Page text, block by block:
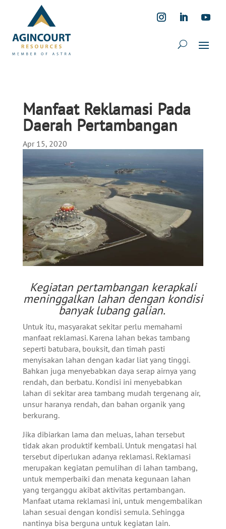
Manfaat Reklamasi Pada
Daerah Pertambangan
Apr 15, 2020
Kegiatan pertambangan kerapkali
meninggalkan lahan dengan kondisi
banyak lubang galian.
Untuk itu, masyarakat sekitar perlu memahami
manfaat reklamasi. Karena lahan bekas tambang
seperti batubara, bouksit, dan timah pasti
menyisakan lahan dengan kadar liat yang tinggi.
Bahkan juga menyebabkan daya serap airnya yang
rendah, dan berbatu. Kondisi ini menyebabkan
lahan di sekitar area tambang mudah tergenang air,
unsur haranya rendah, dan bahan organik yang
berkurang.
Jika dibiarkan lama dan meluas, lahan tersebut
tidak akan produktif kembali. Untuk mengatasi hal
tersebut diperlukan adanya reklamasi. Reklamasi
merupakan kegiatan pemulihan di lahan tambang,
untuk memperbaiki dan menata kegunaan lahan
yang terganggu akibat aktivitas pertambangan.
Manfaat utama reklamasi ini, untuk mengembalikan
lahan sesuai dengan kondisi semula. Sehingga
nantinya bisa berguna untuk kegiatan lain.